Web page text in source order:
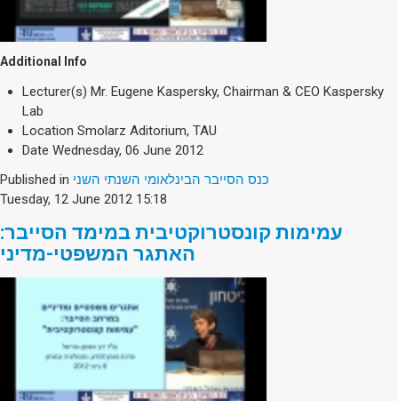
Additional Info
Lecturer(s) Mr. Eugene Kaspersky, Chairman & CEO Kaspersky
Lab
Location Smolarz Aditorium, TAU
Date Wednesday, 06 June 2012
Published in כנס הסייבר הבינלאומי השנתי השני
Tuesday, 12 June 2012 15:18
עמימות קונסטרוקטיבית במימד הסייבר:
האתגר המשפטי-מדיני